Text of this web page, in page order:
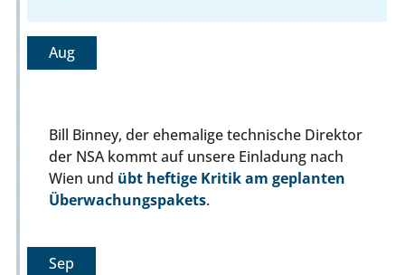
Aug
Bill Binney, der ehemalige technische Direktor
der NSA kommt auf unsere Einladung nach
Wien und übt heftige Kritik am geplanten
Überwachungspakets.
Sep